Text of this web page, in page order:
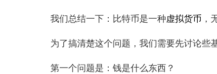
我们总结一下：比特币是一种虚拟货币 ，
为了搞清楚这个问题，我们需要先讨论些
第一个问题是：钱是什么东西？